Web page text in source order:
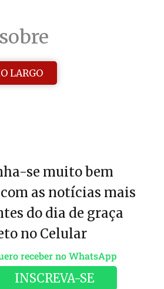
LARGO
se muito bem
as notícias mais
do dia de graça
no Celular
receber no WhatsApp
INSCREVA-SE